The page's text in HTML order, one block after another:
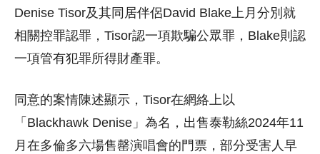
Denise Tisor及其同居伴侶David Blake上月分別就
相關控罪認罪，Tisor認一項欺騙公眾罪，Blake則認
一項管有犯罪所得財產罪。
同意的案情陳述顯示，Tisor在網絡上以
「Blackhawk Denise」為名，出售泰勒絲2024年11
月在多倫多六場售罄演唱會的門票，部分受害人早